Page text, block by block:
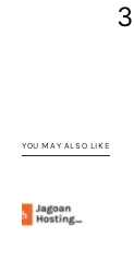
YOU MAY ALSO LIKE